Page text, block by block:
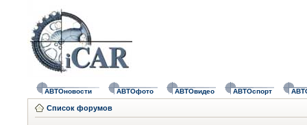
АВТОновости АВТОфото АВТОвидео АВТОспорт
Список форумов